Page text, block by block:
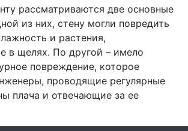
Лайт
Інциденти
Туризм
Погода
Регіони
рассматриваются две основные
из них, стену могли повредить
и растения,
в щелях. По другой – имело
повреждение, которое
проводящие регулярные
плача и отвечающие за ее